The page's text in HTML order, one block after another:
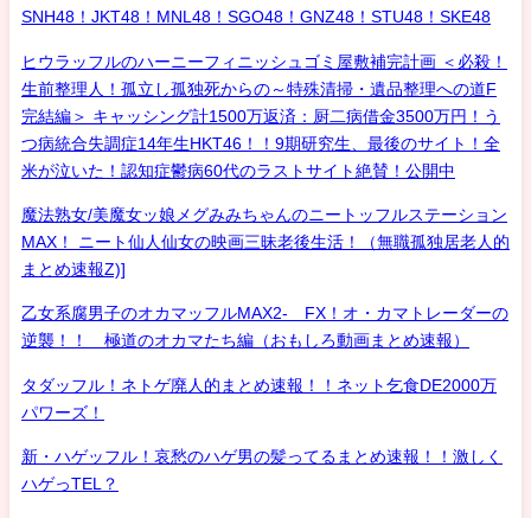
SNH48！JKT48！MNL48！SGO48！GNZ48！STU48！SKE48
ヒウラッフルのハーニーフィニッシュゴミ屋敷補完計画 ＜必殺！
生前整理人！孤立し孤独死からの～特殊清掃・遺品整理への道F
完結編＞ キャッシング計1500万返済：厨二病借金3500万円！う
つ病統合失調症14年生HKT46！！9期研究生、最後のサイト！全
米が泣いた！認知症鬱病60代のラストサイト絶賛！公開中
魔法熟女/美魔女ッ娘メグみみちゃんのニートッフルステーション
MAX！ ニート仙人仙女の映画三昧老後生活！（無職孤独居老人的
まとめ速報Z)]
乙女系腐男子のオカマッフルMAX2- FX！オ・カマトレーダーの
逆襲！！ 極道のオカマたち編（おもしろ動画まとめ速報）
タダッフル！ネトゲ廃人的まとめ速報！！ネット乞食DE2000万
パワーズ！
新・ハゲッフル！哀愁のハゲ男の髪ってるまとめ速報！！激しく
ハゲっTEL？